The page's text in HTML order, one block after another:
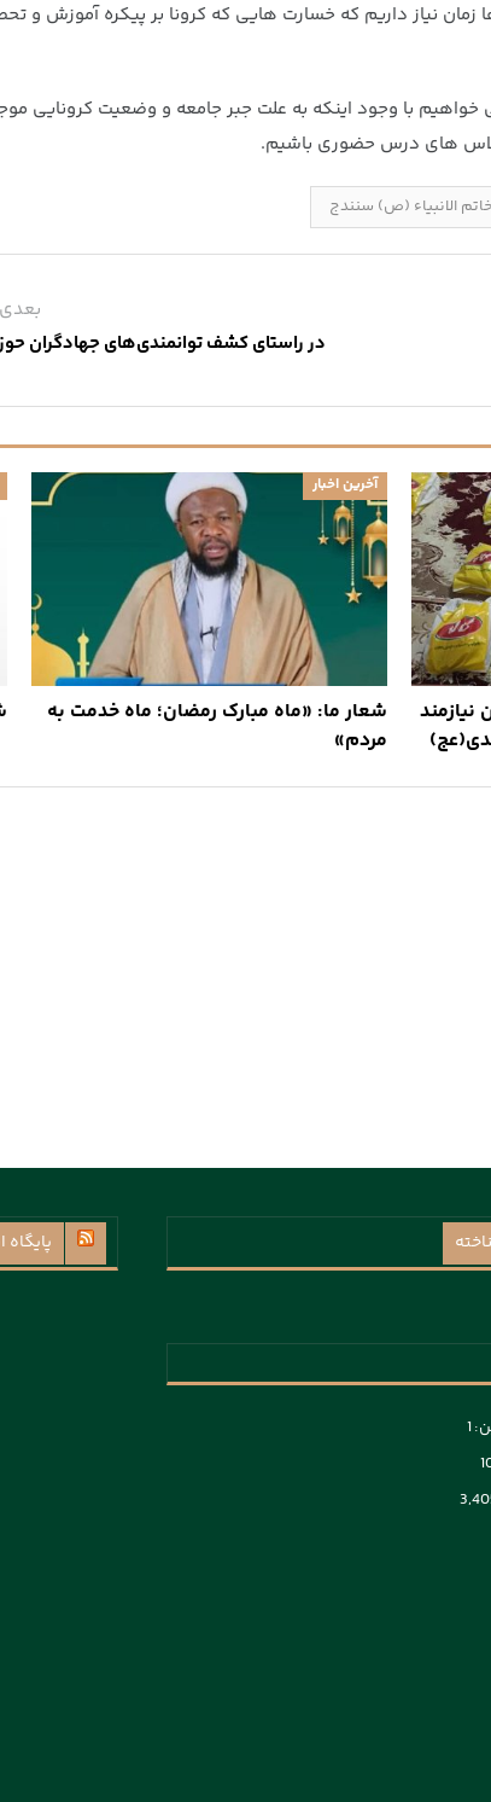
داریم که خسارت هایی که کرونا بر پیکره آموزش و
با وجود اینکه به علت جبر جامعه و وضعیت کرونایی
کلاس های درس حضوری باشیم.
الانبیاء (ص) سنندج
بعدی
در راستای کشف توانمندی‌های جهادگران
نیازمند
آخرین اخبار
شعار ما: «ماه مبارک رمضان؛ ماه خدمت به
مردم»
1